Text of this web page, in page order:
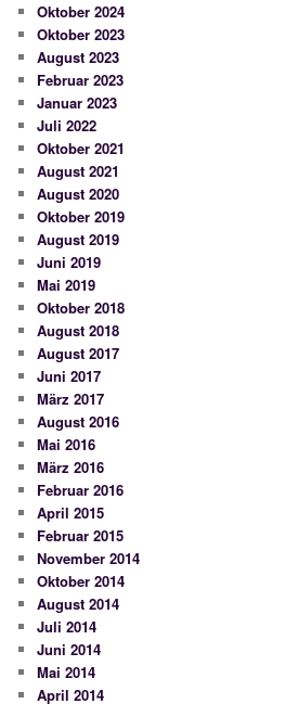
Oktober 2024
Oktober 2023
August 2023
Februar 2023
Januar 2023
Juli 2022
Oktober 2021
August 2021
August 2020
Oktober 2019
August 2019
Juni 2019
Mai 2019
Oktober 2018
August 2018
August 2017
Juni 2017
März 2017
August 2016
Mai 2016
März 2016
Februar 2016
April 2015
Februar 2015
November 2014
Oktober 2014
August 2014
Juli 2014
Juni 2014
Mai 2014
April 2014